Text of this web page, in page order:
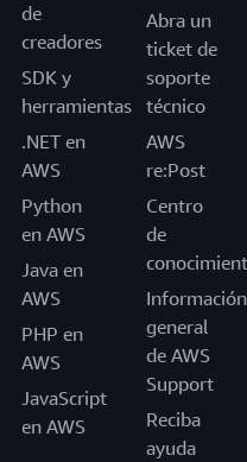
de
creadores
SDK y
herramientas
.NET en
AWS
Python
en AWS
Java en
AWS
PHP en
AWS
JavaScript
en AWS
Abra un
ticket de
soporte
técnico
AWS
re:Post
Centro
de
Información
general
de AWS
Support
Reciba
ayuda